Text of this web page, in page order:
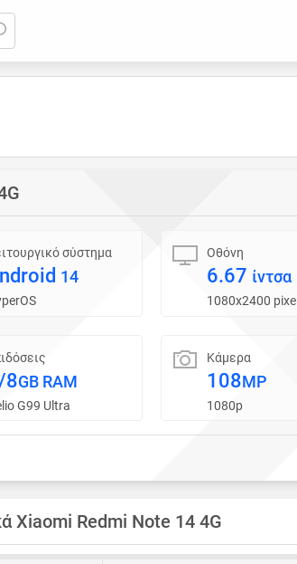
σύστημα
14
Οθόνη
6.67 ίντσα
1080x2400 pixel
8GB RAM
G99 Ultra
Κάμερα
108MP
1080p
Xiaomi Redmi Note 14 4G